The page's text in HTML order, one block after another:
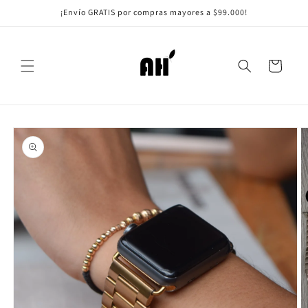
directamente¡Envío GRATIS por compras mayores a $99.000!
Carrito
directamente
a la
información